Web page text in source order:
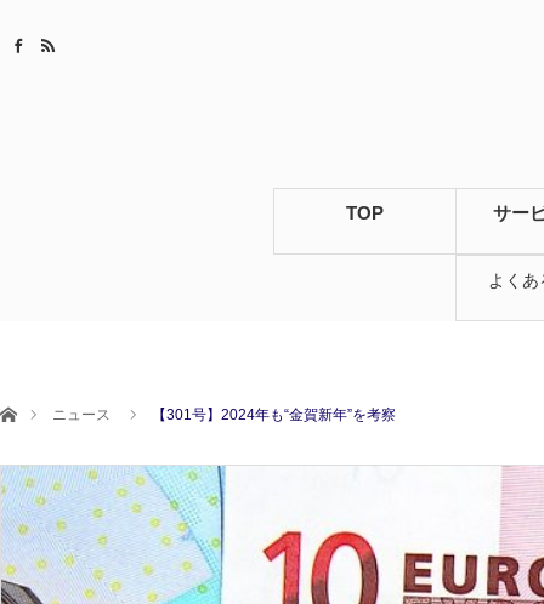
TOP サー
よく
ホームニュース 【301号】2024年も“金賀新年”を考察